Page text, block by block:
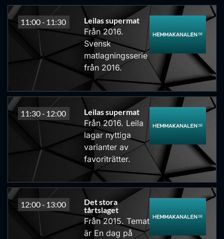
11:00 - 11:30 Leilas supermat
Från 2016.
Svensk
matlagningsserie
från 2016.
11:30 - 12:00 Leilas supermat
Från 2016. Leila
lagar nyttiga
varianter av
favoriträtter.
12:00 - 13:00
Det stora
tårtslaget
Från 2015. Temat
är En dag på